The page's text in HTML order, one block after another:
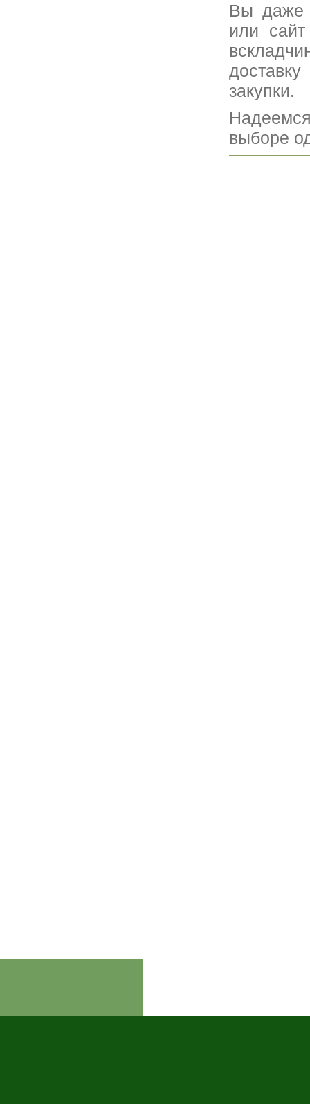
Вы даже
или сайт
закупки.
выборе